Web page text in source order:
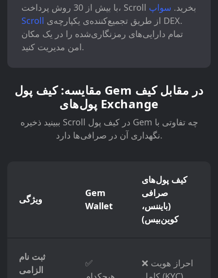
با بیش از 30 روش پرداخت، Scroll بخرید. سواپ
Scroll
تمام دارایی‌های رمزنگاری‌شده را در یک مکان
امن مدیریت کنید.
مقایسه: کیف پول Gem در مقابل کیف
پول‌های Exchange
ببینید ذخیره Scroll در کیف پول Gem چه تفاوتی با
نگهداری آن در صرافی‌ها دارد.
ویژگی
Gem
Wallet
کیف پول‌های
صرافی
(بایننس،
کوین‌بیس)
ثبت نام
الزامی
✅
❌ احراز هویت